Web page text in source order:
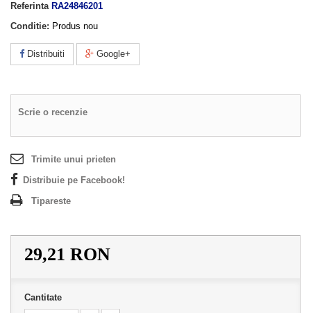
Referinta RA24846201
Conditie: Produs nou
Distribuiti Google+
Scrie o recenzie
Trimite unui prieten
Distribuie pe Facebook!
Tipareste
29,21 RON
Cantitate